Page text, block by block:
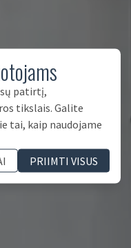
patirtį,
tikslais. Galite
tai, kaip naudojame
PRIIMTI VISUS